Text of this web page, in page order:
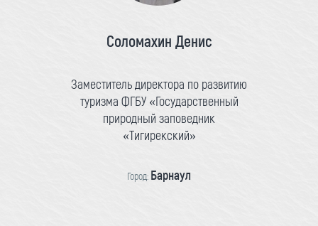
Соломахин Денис
Заместитель директора по развитию
туризма ФГБУ «Государственный
природный заповедник
«Тигирекский»
Город: Барнаул